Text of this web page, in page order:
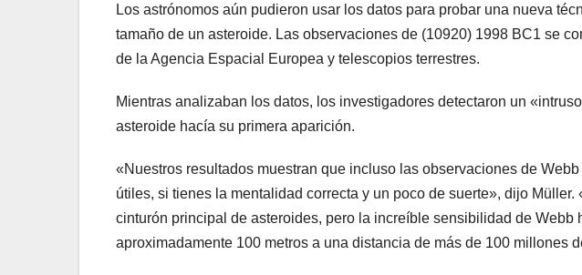
Los astrónomos aún pudieron usar los datos para probar una nueva
tamaño de un asteroide. Las observaciones de (10920) 1998 BC1 se
de la Agencia Espacial Europea y telescopios terrestres.
Mientras analizaban los datos, los investigadores detectaron un
asteroide hacía su primera aparición.
«Nuestros resultados muestran que incluso las observaciones de Webb
útiles, si tienes la mentalidad correcta y un poco de suerte», dijo Müller.
cinturón principal de asteroides, pero la increíble sensibilidad de Webb
aproximadamente 100 metros a una distancia de más de 100 millones